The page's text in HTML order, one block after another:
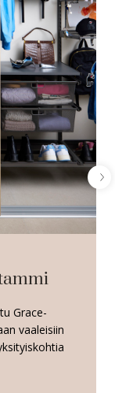
Grace-
vaaleisiin